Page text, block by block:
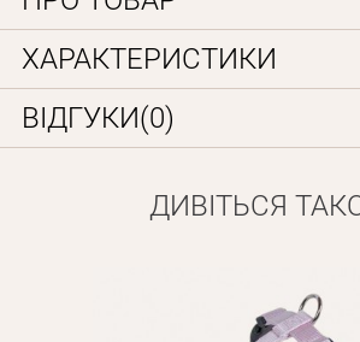
ХАРАКТЕРИСТИКИ
ВІДГУКИ(0)
ДИВІТЬСЯ
Особисті дані
Вам на пошту буде відправлено